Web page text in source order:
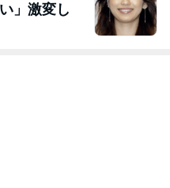
」激変し